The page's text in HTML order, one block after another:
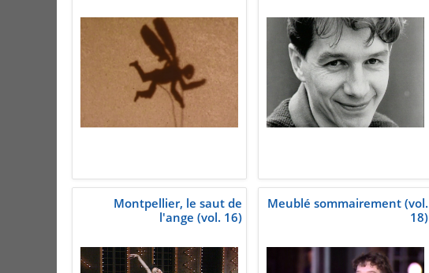
Meublé sommairement (vol.
18)
Montpellier, le saut de
l'ange (vol. 16)